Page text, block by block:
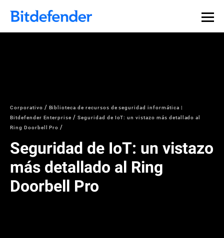
Corporativo
Biblioteca de recursos de seguridad informática |
Bitdefender Enterprise
Seguridad de IoT: un vistazo más detallado al
Ring Doorbell Pro
Seguridad de IoT: un vistazo
más detallado al Ring
Doorbell Pro